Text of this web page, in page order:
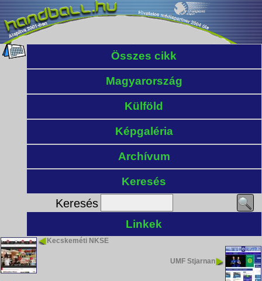
Összes cikk
Magyarország
Külföld
Képgaléria
Archívum
Keresés
Keresés
Linkek
Kecskeméti NKSE
UMF Stjarnan